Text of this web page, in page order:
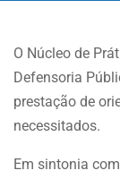
O Núcleo de
Defensoria
prestação de
necessitados.
Em sintonia